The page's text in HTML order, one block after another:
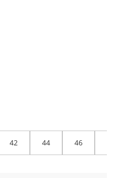
42 44 46